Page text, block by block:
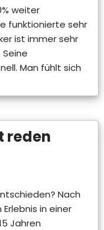
weiter
funktionierte sehr
ist immer sehr
Man fühlt sich
reden
Nach
in einer
Jahren